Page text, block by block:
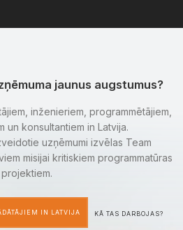
jaunus augstumus?
inženieriem, programmētājiem,
un konsultantiem in Latvija.
uzņēmumi izvēlas Team
misijai kritiskiem programmatūras
projektiem.
IN LATVIJA KĀ TAS DARBOJAS?